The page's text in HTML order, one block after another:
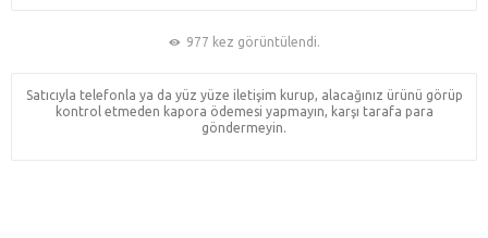
977 kez görüntülendi.
Satıcıyla telefonla ya da yüz yüze iletişim kurup, alacağınız ürünü görüp
kontrol etmeden kapora ödemesi yapmayın, karşı tarafa para
göndermeyin.